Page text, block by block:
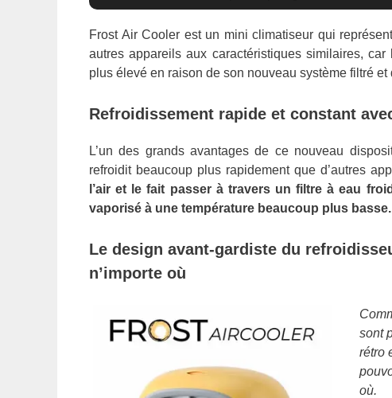
Frost Air Cooler est un mini climatiseur qui
autres appareils aux caractéristiques similaires,
plus élevé en raison de son nouveau système filtré
Refroidissement rapide et constant
L’un des grands avantages de ce nouveau
refroidit beaucoup plus rapidement que d’autres
l’air et le fait passer à travers un filtre à eau
vaporisé à une température beaucoup plus basse.
Le design avant-gardiste du
n’importe où
sont
rétro
où.